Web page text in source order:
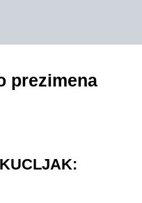
prezimena